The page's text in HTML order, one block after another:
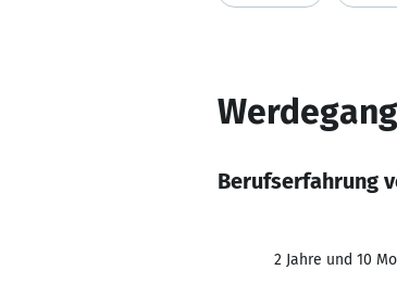
Werdegang
Berufserfahrung
2 Jahre und 10